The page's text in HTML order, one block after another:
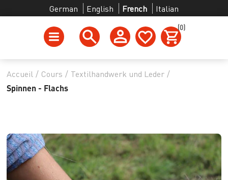
German English French Italian
(0)
Accueil / Cours / Textilhandwerk und Leder /
Spinnen - Flachs